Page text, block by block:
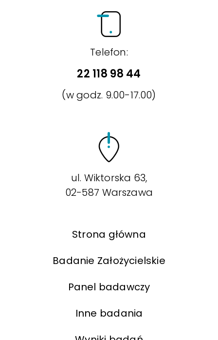
Telefon:
22 118 98 44
(w godz. 9.00-17.00)
ul. Wiktorska 63,
02-587 Warszawa
Strona główna
Badanie Założycielskie
Panel badawczy
Inne badania